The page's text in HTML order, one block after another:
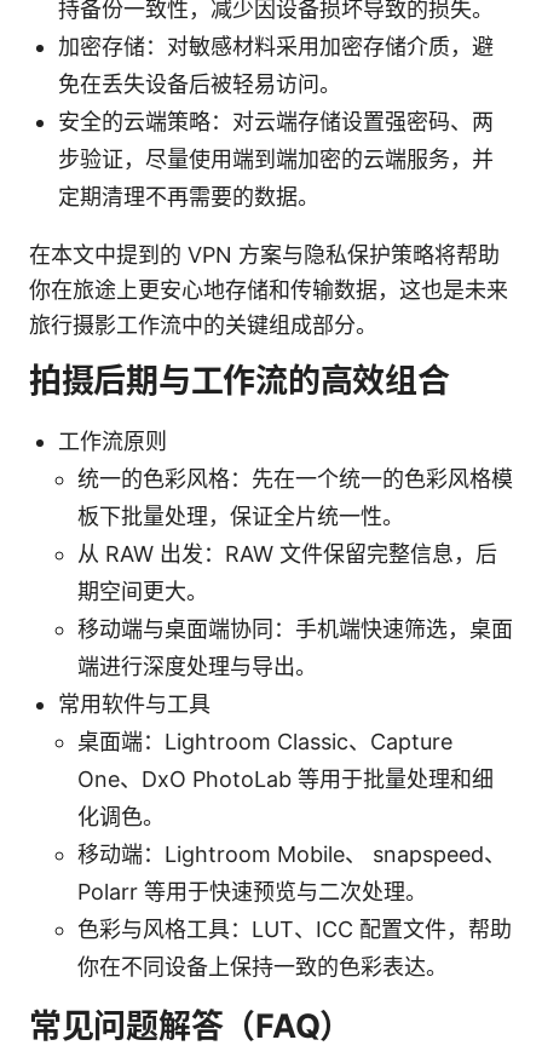
持备份一致性，减少因设备损坏导致的损失。
加密存储：对敏感材料采用加密存储介质，避
免在丢失设备后被轻易访问。
安全的云端策略：对云端存储设置强密码、两
步验证，尽量使用端到端加密的云端服务，并
定期清理不再需要的数据。
在本文中提到的 VPN 方案与隐私保护策略将帮助
你在旅途上更安心地存储和传输数据，这也是未来
旅行摄影工作流中的关键组成部分。
拍摄后期与工作流的高效组合
工作流原则
统一的色彩风格：先在一个统一的色彩风格模
板下批量处理，保证全片统一性。
从 RAW 出发：RAW 文件保留完整信息，后
期空间更大。
移动端与桌面端协同：手机端快速筛选，桌面
端进行深度处理与导出。
常用软件与工具
桌面端：Lightroom Classic、Capture
One、DxO PhotoLab 等用于批量处理和细
化调色。
移动端：Lightroom Mobile、 snapspeed、
Polarr 等用于快速预览与二次处理。
色彩与风格工具：LUT、ICC 配置文件，帮助
你在不同设备上保持一致的色彩表达。
常见问题解答（FAQ）